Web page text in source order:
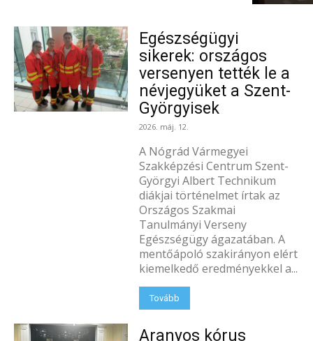
Egészségügyi
sikerek: országos
versenyen tették le a
névjegyüket a Szent-
Györgyisek
2026. máj. 12.
A Nógrád Vármegyei
Szakképzési Centrum Szent-
Györgyi Albert Technikum
diákjai történelmet írtak az
Országos Szakmai
Tanulmányi Verseny
Egészségügy ágazatában. A
mentőápoló szakirányon elért
kiemelkedő eredményekkel a...
Tovább
Aranyos kórus